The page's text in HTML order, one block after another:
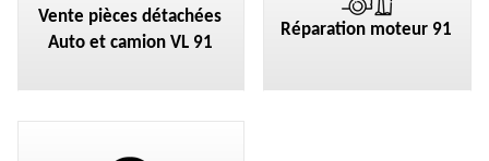
Vente pièces détachées
Auto et camion VL 91
Réparation moteur 91